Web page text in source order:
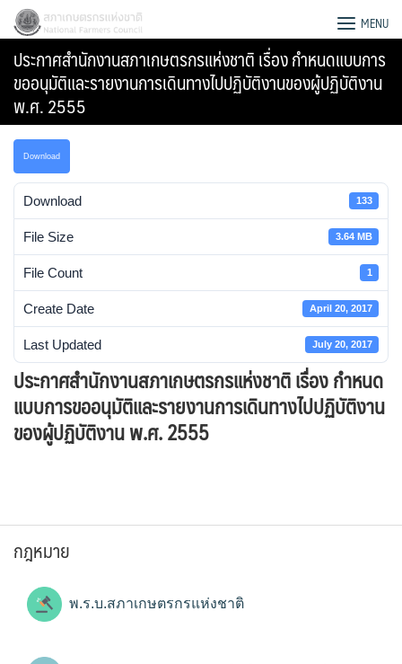
Skip
content
Search
for:
สภาเกษตรกรแห่งชาติ MENU
ประกาศสำนักงานสภาเกษตรกรแห่งชาติ เรื่อง กำหนดแบบการ
ขออนุมัติและรายงานการเดินทางไปปฏิบัติงานของผู้ปฏิบัติงาน
พ.ศ. 2555
Download
Download 133
File Size 3.64 MB
File Count 1
Create Date April 20, 2017
Last Updated July 20, 2017
ประกาศสำนักงานสภาเกษตรกรแห่งชาติ เรื่อง กำหนด
แบบการขออนุมัติและรายงานการเดินทางไปปฏิบัติงาน
ของผู้ปฏิบัติงาน พ.ศ. 2555
กฎหมาย
พ.ร.บ.สภาเกษตรกรแห่งชาติ